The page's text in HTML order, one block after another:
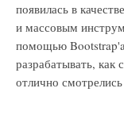
появилась в
и массовым
помощью
разрабатывать, как
отлично